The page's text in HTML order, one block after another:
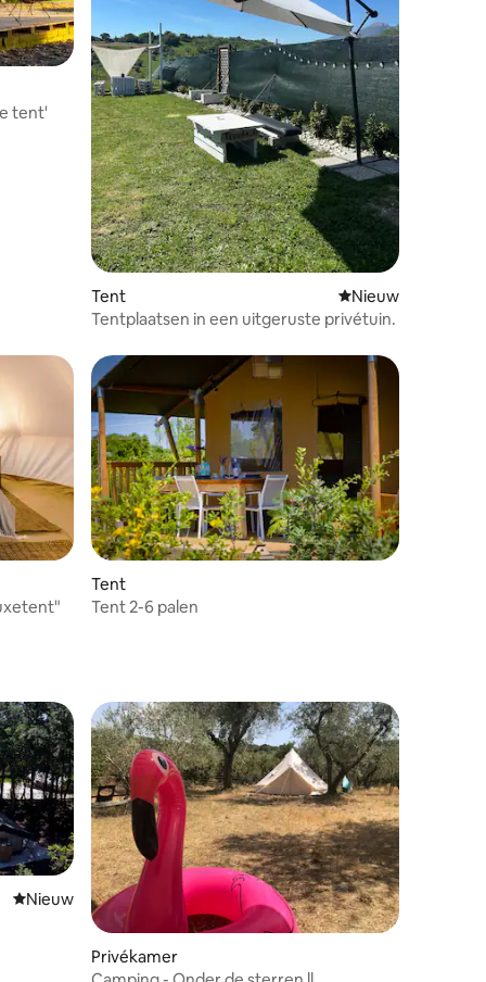
tent'
Tent Nieuwe
Nieuw
Tentplaatsen in een uitgeruste privétuin.
Tent
Tent 2-6 palen
Nieuwe accommodatie
Nieuw
Privékamer